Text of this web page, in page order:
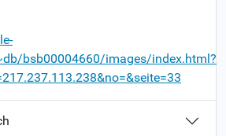
bsb00004660/images/index.html?